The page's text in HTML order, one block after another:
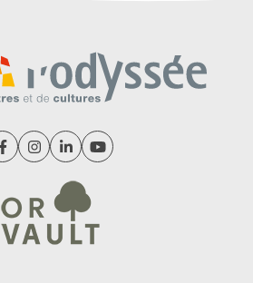
Lien vers le compte Facebook
Lien vers le compte Instagram
Lien vers le compte
Lien vers la chaîne